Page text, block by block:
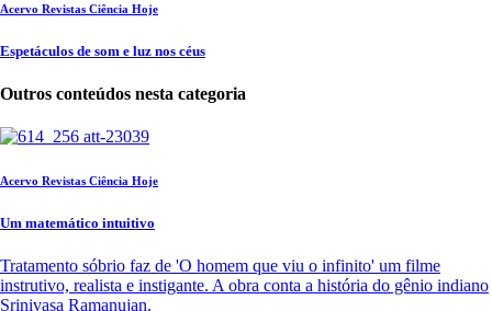
Acervo Revistas Ciência Hoje
Espetáculos de som e luz nos céus
Outros conteúdos nesta categoria
Acervo Revistas Ciência Hoje
Um matemático intuitivo
Tratamento sóbrio faz de 'O homem que viu o infinito' um filme
instrutivo, realista e instigante. A obra conta a história do gênio indiano
Srinivasa Ramanujan.